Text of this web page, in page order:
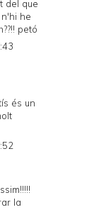
del que
he
petó
és un
la